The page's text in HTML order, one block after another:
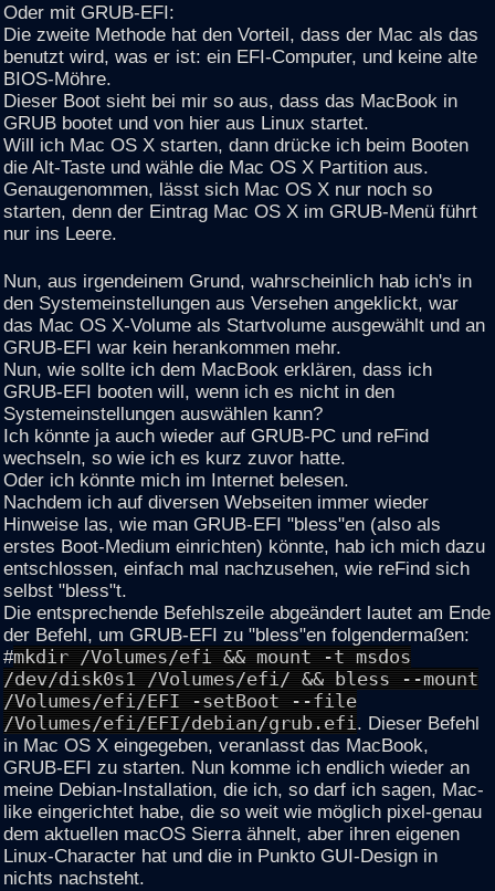
Oder mit GRUB-EFI:
Die zweite Methode hat den Vorteil, dass der Mac als das
benutzt wird, was er ist: ein EFI-Computer, und keine alte
BIOS-Möhre.
Dieser Boot sieht bei mir so aus, dass das MacBook in
GRUB bootet und von hier aus Linux startet.
Will ich Mac OS X starten, dann drücke ich beim Booten
die Alt-Taste und wähle die Mac OS X Partition aus.
Genaugenommen, lässt sich Mac OS X nur noch so
starten, denn der Eintrag Mac OS X im GRUB-Menü führt
nur ins Leere.
Nun, aus irgendeinem Grund, wahrscheinlich hab ich's in
den Systemeinstellungen aus Versehen angeklickt, war
das Mac OS X-Volume als Startvolume ausgewählt und an
GRUB-EFI war kein herankommen mehr.
Nun, wie sollte ich dem MacBook erklären, dass ich
GRUB-EFI booten will, wenn ich es nicht in den
Systemeinstellungen auswählen kann?
Ich könnte ja auch wieder auf GRUB-PC und reFind
wechseln, so wie ich es kurz zuvor hatte.
Oder ich könnte mich im Internet belesen.
Nachdem ich auf diversen Webseiten immer wieder
Hinweise las, wie man GRUB-EFI "bless"en (also als
erstes Boot-Medium einrichten) könnte, hab ich mich dazu
entschlossen, einfach mal nachzusehen, wie reFind sich
selbst "bless"t.
Die entsprechende Befehlszeile abgeändert lautet am Ende
der Befehl, um GRUB-EFI zu "bless"en folgendermaßen:
#mkdir /Volumes/efi && mount -t msdos
/dev/disk0s1 /Volumes/efi/ && bless --mount
/Volumes/efi/EFI -setBoot --file
/Volumes/efi/EFI/debian/grub.efi. Dieser Befehl
in Mac OS X eingegeben, veranlasst das MacBook,
GRUB-EFI zu starten. Nun komme ich endlich wieder an
meine Debian-Installation, die ich, so darf ich sagen, Mac-
like eingerichtet habe, die so weit wie möglich pixel-genau
dem aktuellen macOS Sierra ähnelt, aber ihren eigenen
Linux-Character hat und die in Punkto GUI-Design in
nichts nachsteht.